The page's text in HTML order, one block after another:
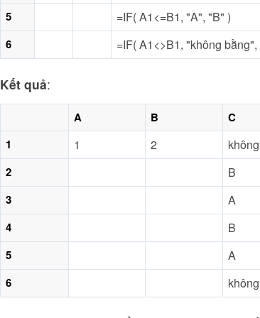
5 =IF( A1<=B1, "A", "B" )
6 =IF( A1<>B1, "không
Kết quả:
A B
C
1
1 2
2 B
3 A
4 B
5 A
6